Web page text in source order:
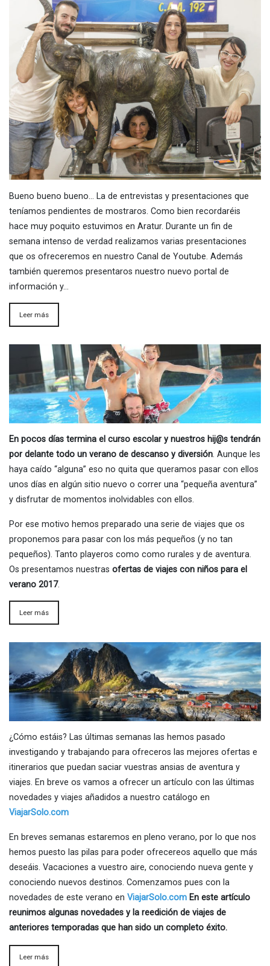
Bueno bueno bueno… La de entrevistas y presentaciones que
teníamos pendientes de mostraros. Como bien recordaréis
hace muy poquito estuvimos en Aratur. Durante un fin de
semana intenso de verdad realizamos varias presentaciones
que os ofreceremos en nuestro Canal de Youtube. Además
también queremos presentaros nuestro nuevo portal de
información y…
Leer más
En pocos días termina el curso escolar y nuestros hij@s tendrán
por delante todo un verano de descanso y diversión. Aunque les
haya caído “alguna” eso no quita que queramos pasar con ellos
unos días en algún sitio nuevo o correr una “pequeña aventura”
y disfrutar de momentos inolvidables con ellos.
Por ese motivo hemos preparado una serie de viajes que os
proponemos para pasar con los más pequeños (y no tan
pequeños). Tanto playeros como como rurales y de aventura.
Os presentamos nuestras ofertas de viajes con niños para el
verano 2017.
Leer más
¿Cómo estáis? Las últimas semanas las hemos pasado
investigando y trabajando para ofreceros las mejores ofertas e
itinerarios que puedan saciar vuestras ansias de aventura y
viajes. En breve os vamos a ofrecer un artículo con las últimas
novedades y viajes añadidos a nuestro catálogo en
ViajarSolo.com
En breves semanas estaremos en pleno verano, por lo que nos
hemos puesto las pilas para poder ofrecereos aquello que más
deseáis. Vacaciones a vuestro aire, conociendo nueva gente y
conociendo nuevos destinos. Comenzamos pues con la
novedades de este verano en ViajarSolo.com En este artículo
reunimos algunas novedades y la reedición de viajes de
anteriores temporadas que han sido un completo éxito.
Leer más